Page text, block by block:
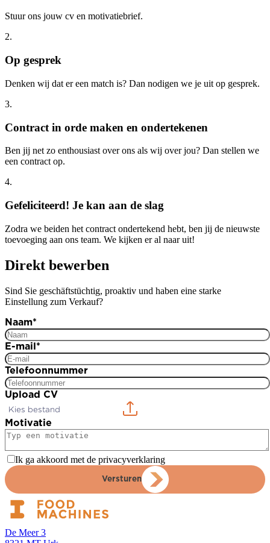
Stuur ons jouw cv en motivatiebrief.
2.
Op gesprek
Denken wij dat er een match is? Dan nodigen we je uit op gesprek.
3.
Contract in orde maken en ondertekenen
Ben jij net zo enthousiast over ons als wij over jou? Dan stellen we
een contract op.
4.
Gefeliciteerd! Je kan aan de slag
Zodra we beiden het contract ondertekend hebt, ben jij de nieuwste
toevoeging aan ons team. We kijken er al naar uit!
Direkt bewerben
Sind Sie geschäftstüchtig, proaktiv und haben eine starke
Einstellung zum Verkauf?
Naam*
E-mail*
Telefoonnummer
Upload CV
Kies bestand
Motivatie
Ik ga akkoord met de privacyverklaring
Versturen
De Meer 3